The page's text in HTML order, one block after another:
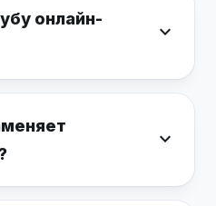
онлайн-
expand_more
expand_more